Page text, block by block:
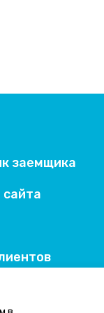
заемщика
сайта